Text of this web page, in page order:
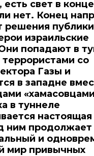
свет в конце
нет. Конец
решения
израильские
попадают в
со
Газы и
в западне
в туннеле
настоящая
ним продолжает
и
мир привычных